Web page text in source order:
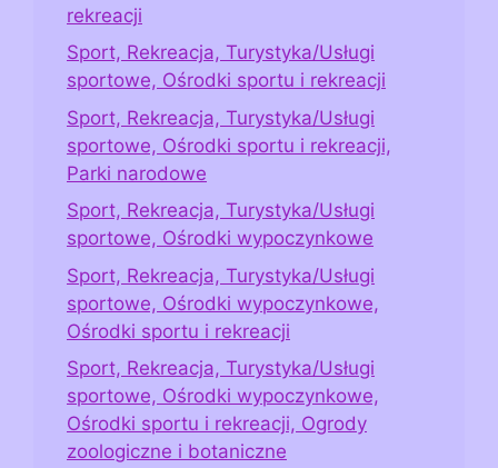
rekreacji
Sport, Rekreacja, Turystyka/Usługi
sportowe, Ośrodki sportu i rekreacji
Sport, Rekreacja, Turystyka/Usługi
sportowe, Ośrodki sportu i rekreacji,
Parki narodowe
Sport, Rekreacja, Turystyka/Usługi
sportowe, Ośrodki wypoczynkowe
Sport, Rekreacja, Turystyka/Usługi
sportowe, Ośrodki wypoczynkowe,
Ośrodki sportu i rekreacji
Sport, Rekreacja, Turystyka/Usługi
sportowe, Ośrodki wypoczynkowe,
Ośrodki sportu i rekreacji, Ogrody
zoologiczne i botaniczne